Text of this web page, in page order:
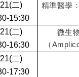
二)
15:30
精準醫學
二)
16:30
微生
（
二)
17:30